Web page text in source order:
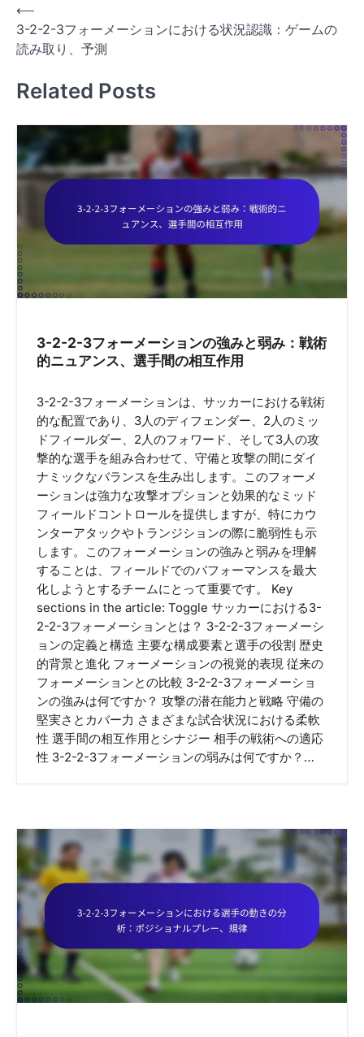
P
o
s
t
v
i
g
t
i
⟵
3-2-2-3フォーメーションにおける状況認識：ゲームの
読み取り、予測
Related Posts
3-2-2-3フォーメーションの強みと弱み：戦術
的ニュアンス、選手間の相互作用
3-2-2-3フォーメーションは、サッカーにおける戦術
的な配置であり、3人のディフェンダー、2人のミッ
ドフィールダー、2人のフォワード、そして3人の攻
撃的な選手を組み合わせて、守備と攻撃の間にダイ
ナミックなバランスを生み出します。このフォーメ
ーションは強力な攻撃オプションと効果的なミッド
フィールドコントロールを提供しますが、特にカウ
ンターアタックやトランジションの際に脆弱性も示
します。このフォーメーションの強みと弱みを理解
することは、フィールドでのパフォーマンスを最大
化しようとするチームにとって重要です。 Key
sections in the article: Toggle サッカーにおける3-
2-2-3フォーメーションとは？ 3-2-2-3フォーメーシ
ョンの定義と構造 主要な構成要素と選手の役割 歴史
的背景と進化 フォーメーションの視覚的表現 従来の
フォーメーションとの比較 3-2-2-3フォーメーショ
ンの強みは何ですか？ 攻撃の潜在能力と戦略 守備の
堅実さとカバー力 さまざまな試合状況における柔軟
性 選手間の相互作用とシナジー 相手の戦術への適応
性 3-2-2-3フォーメーションの弱みは何ですか？…